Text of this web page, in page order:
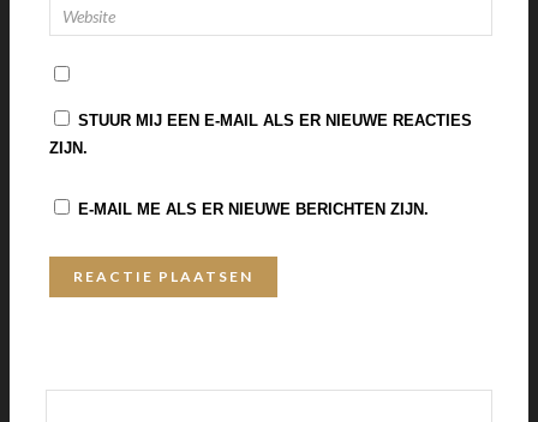
STUUR MIJ EEN E-MAIL ALS ER NIEUWE REACTIES
ZIJN.
E-MAIL ME ALS ER NIEUWE BERICHTEN ZIJN.